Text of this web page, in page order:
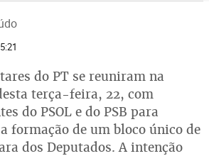
do PT se reuniram na
terça-feira, 22, com
do PSOL e do PSB para
formação de um bloco único de
dos Deputados. A intenção